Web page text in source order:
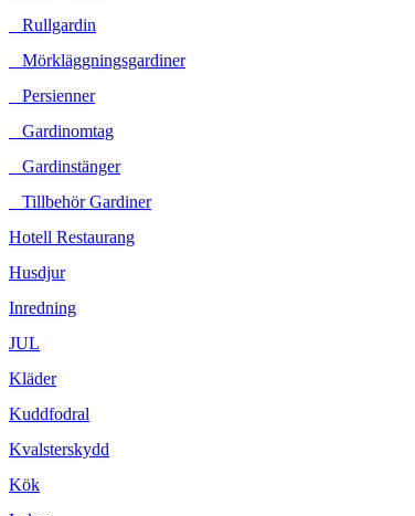
Rullgardin
Mörkläggningsgardiner
Persienner
Gardinomtag
Gardinstänger
Tillbehör Gardiner
Hotell Restaurang
Husdjur
Inredning
JUL
Kläder
Kuddfodral
Kvalsterskydd
Kök